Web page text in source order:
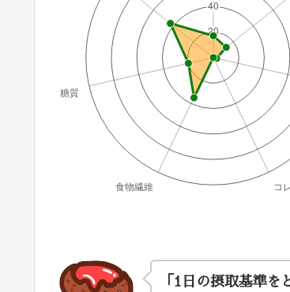
「1日の摂取基準を